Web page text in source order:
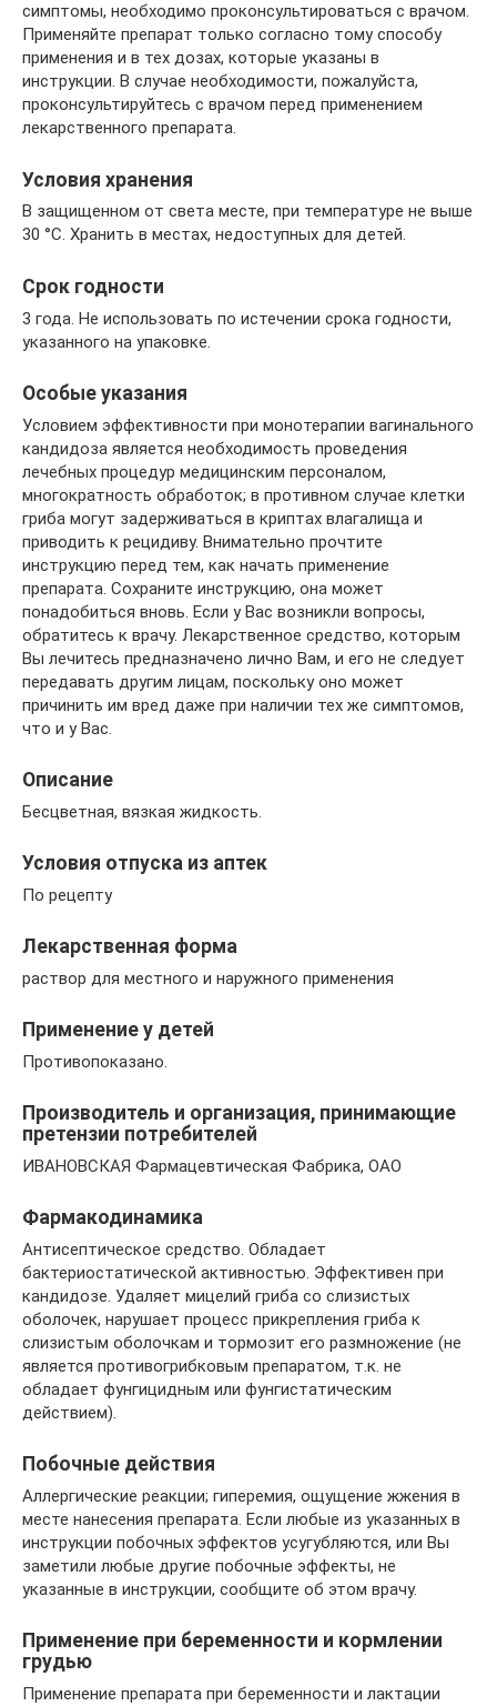
симптомы, необходимо проконсультироваться с врачом.
Применяйте препарат только согласно тому способу
применения и в тех дозах, которые указаны в
инструкции. В случае необходимости, пожалуйста,
проконсультируйтесь с врачом перед применением
лекарственного препарата.
Условия хранения
В защищенном от света месте, при температуре не выше
30 °С. Хранить в местах, недоступных для детей.
Срок годности
3 года. Не использовать по истечении срока годности,
указанного на упаковке.
Особые указания
Условием эффективности при монотерапии вагинального
кандидоза является необходимость проведения
лечебных процедур медицинским персоналом,
многократность обработок; в противном случае клетки
гриба могут задерживаться в криптах влагалища и
приводить к рецидиву. Внимательно прочтите
инструкцию перед тем, как начать применение
препарата. Сохраните инструкцию, она может
понадобиться вновь. Если у Вас возникли вопросы,
обратитесь к врачу. Лекарственное средство, которым
Вы лечитесь предназначено лично Вам, и его не следует
передавать другим лицам, поскольку оно может
причинить им вред даже при наличии тех же симптомов,
что и у Вас.
Описание
Бесцветная, вязкая жидкость.
Условия отпуска из аптек
По рецепту
Лекарственная форма
раствор для местного и наружного применения
Применение у детей
Противопоказано.
Производитель и организация, принимающие
претензии потребителей
ИВАНОВСКАЯ Фармацевтическая Фабрика, ОАО
Фармакодинамика
Антисептическое средство. Обладает
бактериостатической активностью. Эффективен при
кандидозе. Удаляет мицелий гриба со слизистых
оболочек, нарушает процесс прикрепления гриба к
слизистым оболочкам и тормозит его размножение (не
является противогрибковым препаратом, т.к. не
обладает фунгицидным или фунгистатическим
действием).
Побочные действия
Аллергические реакции; гиперемия, ощущение жжения в
месте нанесения препарата. Если любые из указанных в
инструкции побочных эффектов усугубляются, или Вы
заметили любые другие побочные эффекты, не
указанные в инструкции, сообщите об этом врачу.
Применение при беременности и кормлении
грудью
Применение препарата при беременности и лактации